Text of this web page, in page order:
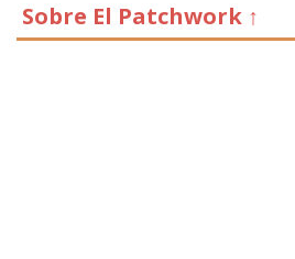
Sobre El Patchwork ↑